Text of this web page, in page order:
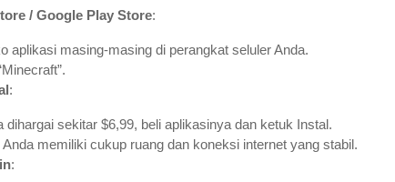
/ Google Play Store:
aplikasi masing-masing di perangkat seluler Anda.
:
dihargai sekitar $6,99, beli aplikasinya dan ketuk Instal.
Anda memiliki cukup ruang dan koneksi internet yang stabil.
: